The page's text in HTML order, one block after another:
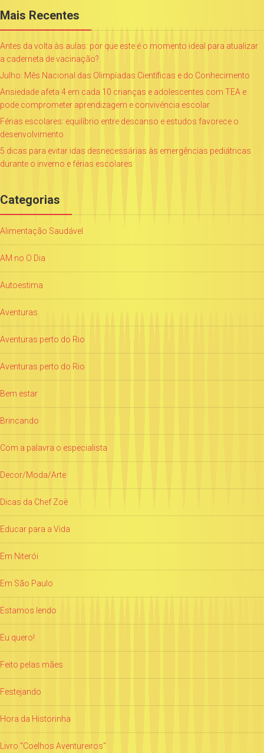
Mais Recentes
Antes da volta às aulas: por que este é o momento ideal para atualizar
a caderneta de vacinação?
Julho: Mês Nacional das Olimpíadas Científicas e do Conhecimento
Ansiedade afeta 4 em cada 10 crianças e adolescentes com TEA e
pode comprometer aprendizagem e convivência escolar
Férias escolares: equilíbrio entre descanso e estudos favorece o
desenvolvimento
5 dicas para evitar idas desnecessárias às emergências pediátricas
durante o inverno e férias escolares
Categorias
Alimentação Saudável
AM no O Dia
Autoestima
Aventuras
Aventuras perto do Rio
Aventuras perto do Rio
Bem estar
Brincando
Com a palavra o especialista
Decor/Moda/Arte
Dicas da Chef Zoë
Educar para a Vida
Em Niterói
Em São Paulo
Estamos lendo
Eu quero!
Feito pelas mães
Festejando
Hora da Historinha
Livro "Coelhos Aventureiros"